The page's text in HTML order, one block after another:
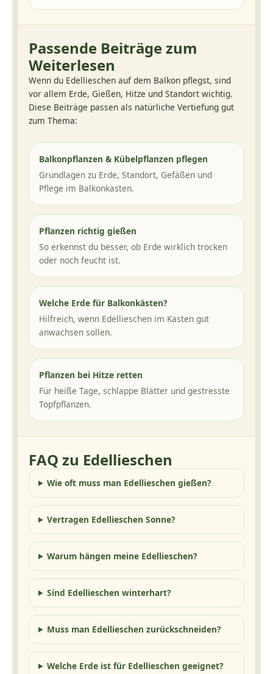
Passende Beiträge zum
Weiterlesen
Wenn du Edellieschen auf dem Balkon pflegst, sind
vor allem Erde, Gießen, Hitze und Standort wichtig.
Diese Beiträge passen als natürliche Vertiefung gut
zum Thema:
Balkonpflanzen & Kübelpflanzen pflegen
Grundlagen zu Erde, Standort, Gefäßen und
Pflege im Balkonkasten.
Pflanzen richtig gießen
So erkennst du besser, ob Erde wirklich trocken
oder noch feucht ist.
Welche Erde für Balkonkästen?
Hilfreich, wenn Edellieschen im Kasten gut
anwachsen sollen.
Pflanzen bei Hitze retten
Für heiße Tage, schlappe Blätter und gestresste
Topfpflanzen.
FAQ zu Edellieschen
Wie oft muss man Edellieschen gießen?
Vertragen Edellieschen Sonne?
Warum hängen meine Edellieschen?
Sind Edellieschen winterhart?
Muss man Edellieschen zurückschneiden?
Welche Erde ist für Edellieschen geeignet?